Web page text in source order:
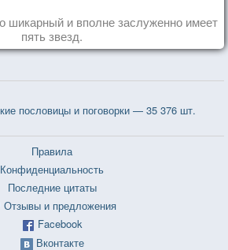
шикарный и вполне заслуженно имеет
пять звезд.
пословицы и поговорки — 35 376 шт.
Правила
Конфиденциальность
Последние цитаты
Отзывы и предложения
Facebook
Вконтакте